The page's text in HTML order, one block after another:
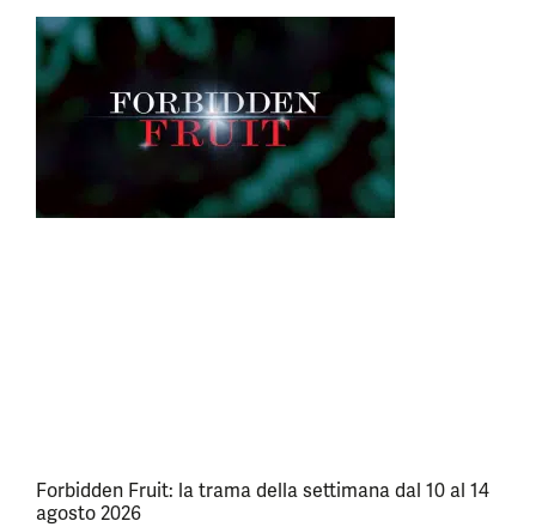
Forbidden Fruit: la trama della settimana dal 10 al 14
agosto 2026